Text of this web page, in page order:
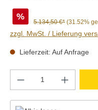
%
5.134,50 €* (31.52%
zzgl. MwSt. / Lieferung
Lieferzeit: Auf Anfrage
Produkt Anzahl: